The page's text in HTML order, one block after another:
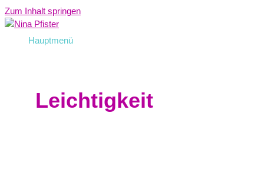
Zum Inhalt springen
Hauptmenü
Leichtigkeit